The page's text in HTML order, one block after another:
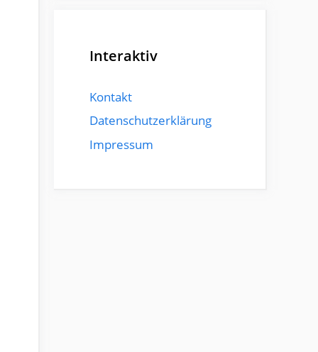
Interaktiv
Kontakt
Datenschutzerklärung
Impressum